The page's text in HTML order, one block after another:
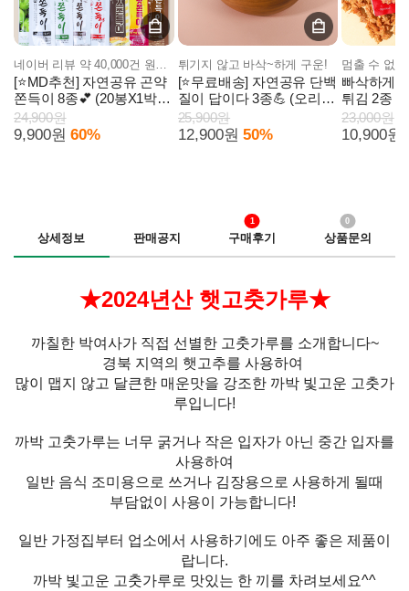
[⭐MD추천] 자연공유 곤약
쫀득이 8종💕 (20봉X1박
스)
24,900원
9,900원 60%
튀기지 않고 바삭~하게 구운!
[⭐무료배송] 자연공유 단백
질이 답이다 3종💪 (오리지
널/스위트/마늘빵) 6봉
25,900원
12,900원 50%
빠삭하게
튀김 2종
23,000원
10,900원
상세정보 판매공지 구매후기
1
상품문의
0
★2024년산 햇고춧가루★
까칠한 박여사가 직접 선별한 고춧가루를 소개합니다~
경북 지역의 햇고추를 사용하여
많이 맵지 않고 달큰한 매운맛을 강조한 까박 빛고운 고춧가
루입니다!
까박 고춧가루는 너무 굵거나 작은 입자가 아닌 중간 입자를
사용하여
일반 음식 조미용으로 쓰거나 김장용으로 사용하게 될때
부담없이 사용이 가능합니다!
일반 가정집부터 업소에서 사용하기에도 아주 좋은 제품이
랍니다.
까박 빛고운 고춧가루로 맛있는 한 끼를 차려보세요^^